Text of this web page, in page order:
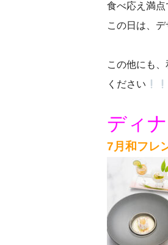
食べ応え満
この日は、
この他にも
ください
ディ
7月和フレ